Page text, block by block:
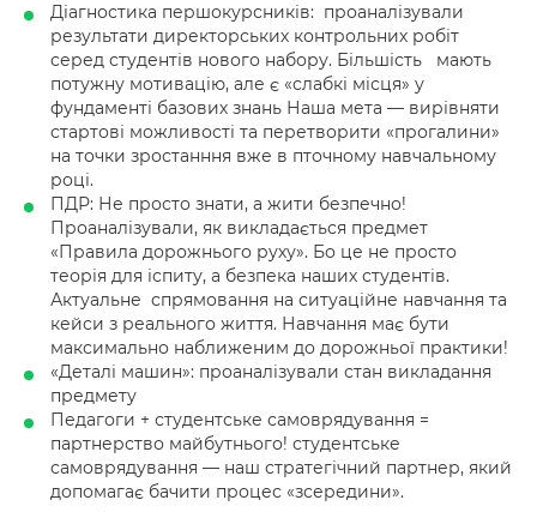
Діагностика першокурсників: проаналізували
результати директорських контрольних робіт
серед студентів нового набору. Більшість мають
потужну мотивацію, але є «слабкі місця» у
фундаменті базових знань Наша мета — вирівняти
стартові можливості та перетворити «прогалини»
на точки зростанння вже в пточному навчальному
році.
ПДР: Не просто знати, а жити безпечно!
Проаналізували, як викладається предмет
«Правила дорожнього руху». Бо це не просто
теорія для іспиту, а безпека наших студентів.
Актуальне спрямовання на ситуаційне навчання та
кейси з реального життя. Навчання має бути
максимально наближеним до дорожньої практики!
«Деталі машин»: проаналізували стан викладання
предмету
Педагоги + студентське самоврядування =
партнерство майбутнього! студентське
самоврядування — наш стратегічний партнер, який
допомагає бачити процес «зсередини».